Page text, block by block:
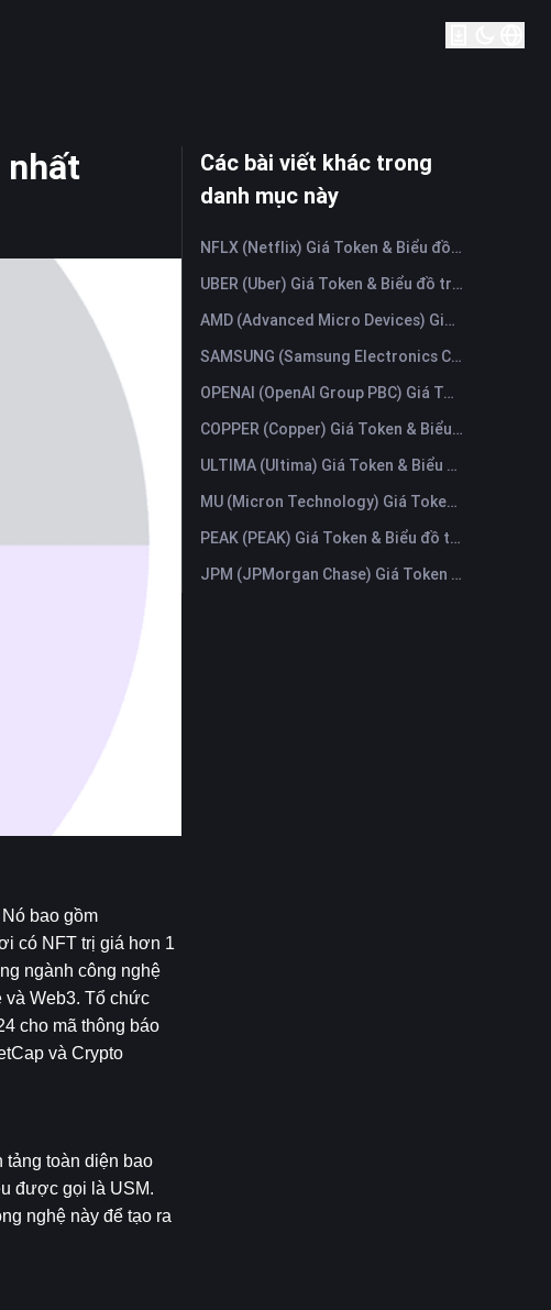
nhất
bao gồm
có NFT trị giá hơn 1
ngành công nghệ
và Web3. Tổ chức
cho mã thông báo
và Crypto
tảng toàn diện bao
được gọi là USM.
nghệ này để tạo ra
Các bài viết khác trong
danh mục này
NFLX (Netflix) Giá Token & Biểu đồ trực tiếp mới nhất
UBER (Uber) Giá Token & Biểu đồ trực tiếp mới nhất
AMD (Advanced Micro Devices) Giá Token & Biểu đồ trực tiếp mới nhất
SAMSUNG (Samsung Electronics Co., Ltd) Giá Token & Biểu đồ trực tiếp mới nhất
OPENAI (OpenAI Group PBC) Giá Token & Biểu đồ trực tiếp mới nhất
COPPER (Copper) Giá Token & Biểu đồ trực tiếp mới nhất
ULTIMA (Ultima) Giá Token & Biểu đồ trực tiếp mới nhất
MU (Micron Technology) Giá Token & Biểu đồ trực tiếp mới nhất
PEAK (PEAK) Giá Token & Biểu đồ trực tiếp mới nhất
JPM (JPMorgan Chase) Giá Token & Biểu đồ trực tiếp mới nhất